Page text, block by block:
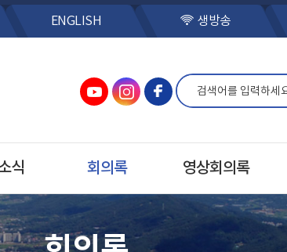
ENGLISH 생방송
식 회의록 영상회의록